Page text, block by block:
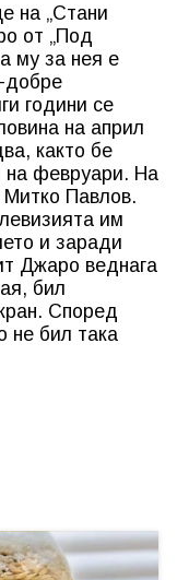
на „Стани
от „Под
му за нея е
добре
години се
на април
както бе
на февруари. На
Павлов.
им
и заради
Джаро веднага
бил
Според
не бил така